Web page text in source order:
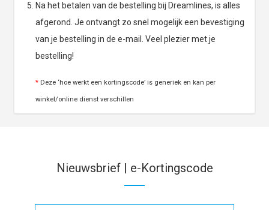
Na het betalen van de bestelling bij Dreamlines, is alles
afgerond. Je ontvangt zo snel mogelijk een bevestiging
van je bestelling in de e-mail. Veel plezier met je
bestelling!
* Deze ‘hoe werkt een kortingscode’ is generiek en kan per
winkel/online dienst verschillen
Nieuwsbrief | e-Kortingscode